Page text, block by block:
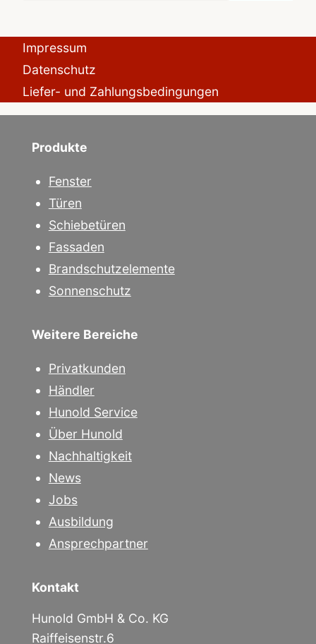
Impressum
Datenschutz
Liefer- und Zahlungsbedingungen
Produkte
Fenster
Türen
Schiebetüren
Fassaden
Brandschutzelemente
Sonnenschutz
Weitere Bereiche
Privatkunden
Händler
Hunold Service
Über Hunold
Nachhaltigkeit
News
Jobs
Ausbildung
Ansprechpartner
Kontakt
Hunold GmbH & Co. KG
Raiffeisenstr.6